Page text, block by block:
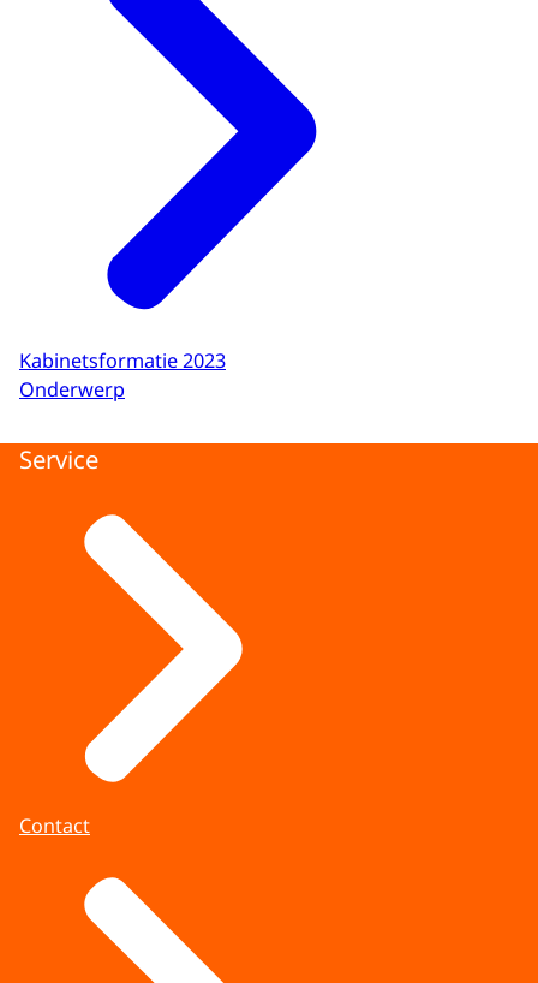
Kabinetsformatie 2023
Onderwerp
Service
Contact